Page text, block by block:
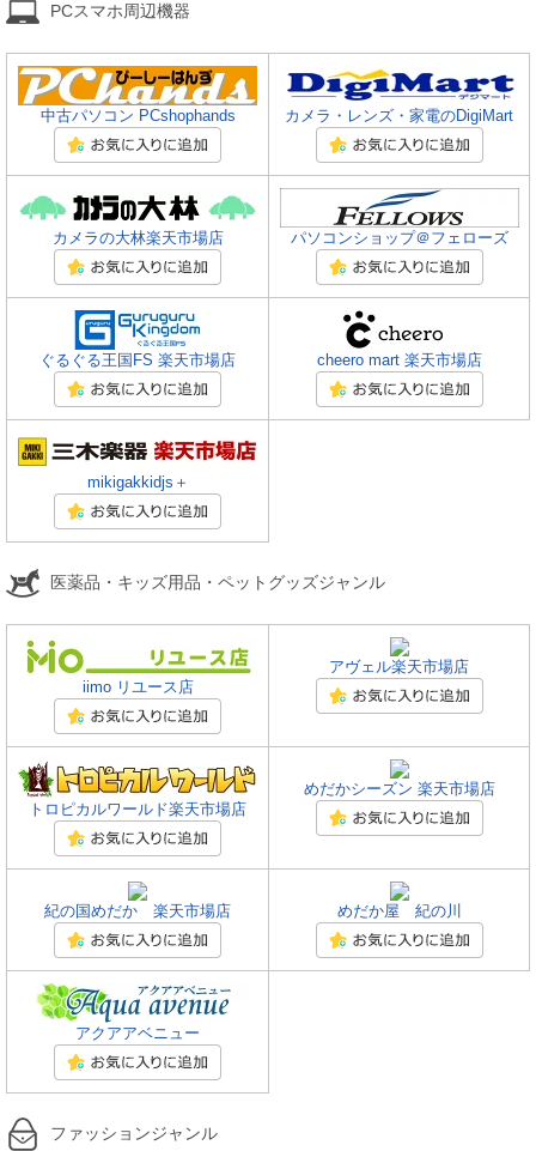
PCスマホ周辺機器
中古パソコン PCshophands カメラ・レンズ・家電のDigiMart
カメラの大林楽天市場店 パソコンショップ＠フェローズ
ぐるぐる王国FS 楽天市場店 cheero mart 楽天市場店
mikigakkidjs＋
医薬品・キッズ用品・ペットグッズジャンル
iimo リユース店
アヴェル楽天市場店
トロピカルワールド楽天市場店
めだかシーズン 楽天市場店
紀の国めだか 楽天市場店 めだか屋 紀の川
アクアアベニュー
ファッションジャンル